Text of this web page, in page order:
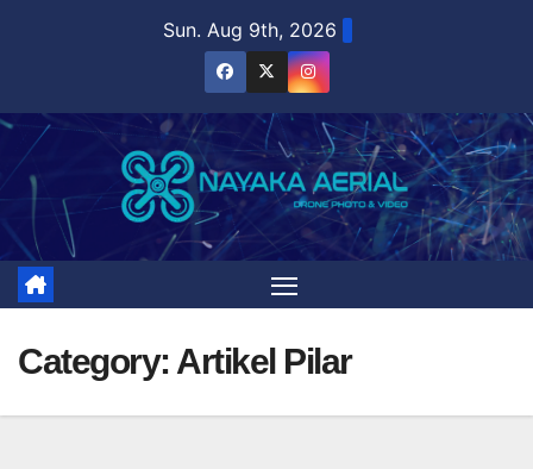
Sun. Aug 9th, 2026
Category: Artikel Pilar